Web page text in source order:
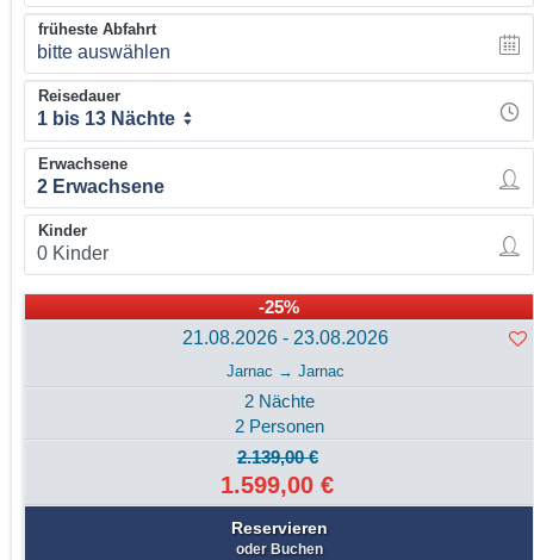
früheste Abfahrt
bitte auswählen
Reisedauer
1 bis 13 Nächte
Erwachsene
Kinder
-25%
21.08.2026 - 23.08.2026
Jarnac → Jarnac
2 Nächte
2 Personen
2.139,00 €
1.599,00 €
Reservieren
oder Buchen